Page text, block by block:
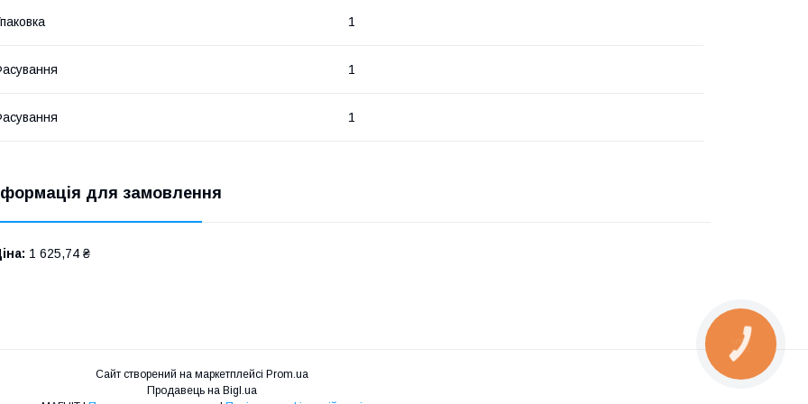
1
1
1
для замовлення
1 625,74 ₴
Сайт створений на маркетплейсі Prom.ua
Продавець на Bigl.ua
КНОПКА
ЗВ'ЯЗКУ